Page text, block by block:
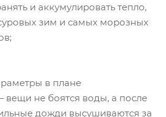
и аккумулировать тепло,
зим и самых морозных
в плане
не боятся воды, а после
дожди высушиваются за